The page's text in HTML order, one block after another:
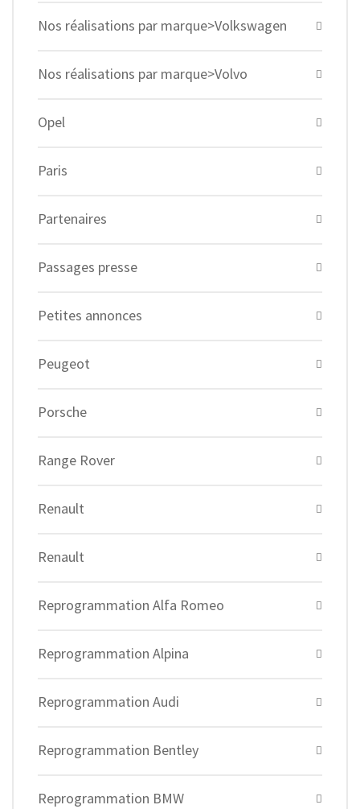
Nos réalisations par marque>Volkswagen
Nos réalisations par marque>Volvo
Opel
Paris
Partenaires
Passages presse
Petites annonces
Peugeot
Porsche
Range Rover
Renault
Renault
Reprogrammation Alfa Romeo
Reprogrammation Alpina
Reprogrammation Audi
Reprogrammation Bentley
Reprogrammation BMW